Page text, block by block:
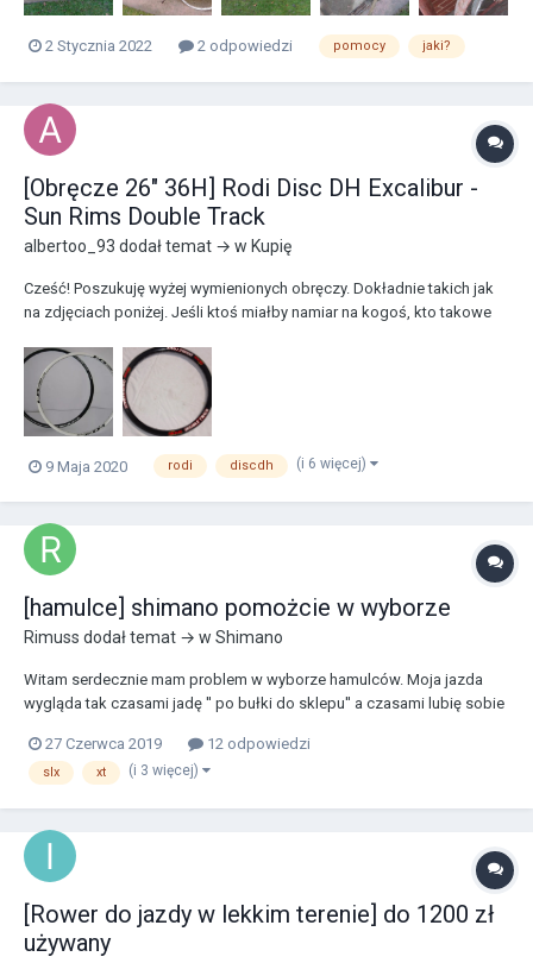
2 Stycznia 2022 2 odpowiedzi pomocy jaki?
[Obręcze 26" 36H] Rodi Disc DH Excalibur -
Sun Rims Double Track
albertoo_93 dodał temat → w Kupię
Cześć! Poszukuję wyżej wymienionych obręczy. Dokładnie takich jak
na zdjęciach poniżej. Jeśli ktoś miałby namiar na kogoś, kto takowe
nie widnieją na rynku, i będzie ciężko je dostać ale liczę na siłę
internetów Nie szukam no...
9 Maja 2020 rodi discdh (i 6 więcej)
[hamulce] shimano pomożcie w wyborze
Rimuss dodał temat → w Shimano
Witam serdecznie mam problem w wyborze hamulców. Moja jazda
wygląda tak czasami jadę '' po bułki do sklepu'' a czasami lubię sobie
budżet to 300-350 około z tarczami. Mogę zamawiać z Aliexpres bo to
wsumie to samo a jest taniej. Liczę...
27 Czerwca 2019 12 odpowiedzi
slx xt (i 3 więcej)
[Rower do jazdy w lekkim terenie] do 1200 zł
używany